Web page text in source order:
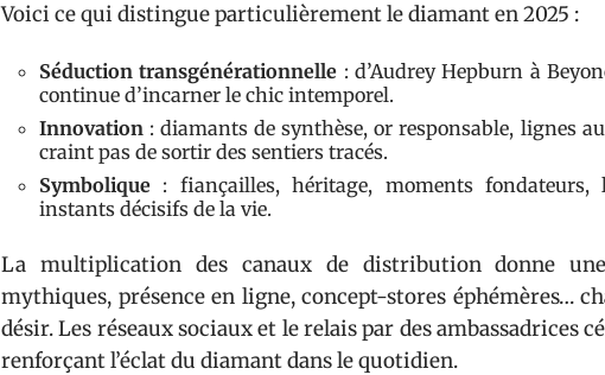
Voici ce qui distingue particulièrement le diamant en 2025 :
Séduction transgénérationnelle : d’Audrey Hepburn à
continue d’incarner le chic intemporel.
Innovation : diamants de synthèse, or responsable, lignes
craint pas de sortir des sentiers tracés.
Symbolique : fiançailles, héritage, moments fondateurs,
instants décisifs de la vie.
La multiplication des canaux de distribution donne
mythiques, présence en ligne, concept-stores éphémères…
désir. Les réseaux sociaux et le relais par des ambassadrices
renforçant l’éclat du diamant dans le quotidien.